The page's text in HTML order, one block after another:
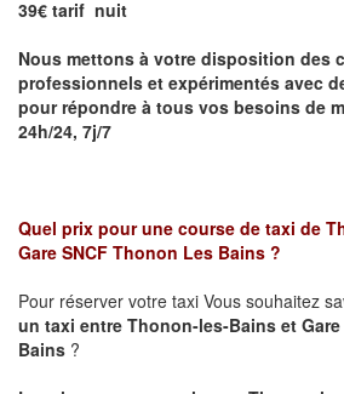
39€ tarif nuit
Nous mettons à votre disposition des
professionnels et expérimentés avec
pour répondre à tous vos besoins de
24h/24, 7j/7
Quel prix pour une course de taxi de
Gare SNCF Thonon Les Bains ?
Pour réserver votre taxi Vous souhaitez
un taxi entre Thonon-les-Bains et
Bains ?